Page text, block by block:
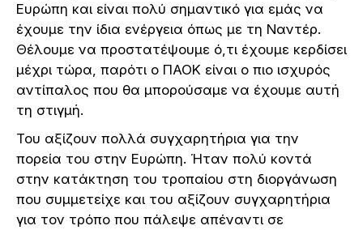
Ευρώπη και είναι πολύ σημαντικό για εμάς να
έχουμε την ίδια ενέργεια όπως με τη Ναντέρ.
Θέλουμε να προστατέψουμε ό,τι έχουμε κερδίσει
μέχρι τώρα, παρότι ο ΠΑΟΚ είναι ο πιο ισχυρός
αντίπαλος που θα μπορούσαμε να έχουμε αυτή
τη στιγμή.
Του αξίζουν πολλά συγχαρητήρια για την
πορεία του στην Ευρώπη. Ήταν πολύ κοντά
στην κατάκτηση του τροπαίου στη διοργάνωση
που συμμετείχε και του αξίζουν συγχαρητήρια
για τον τρόπο που πάλεψε απέναντι σε